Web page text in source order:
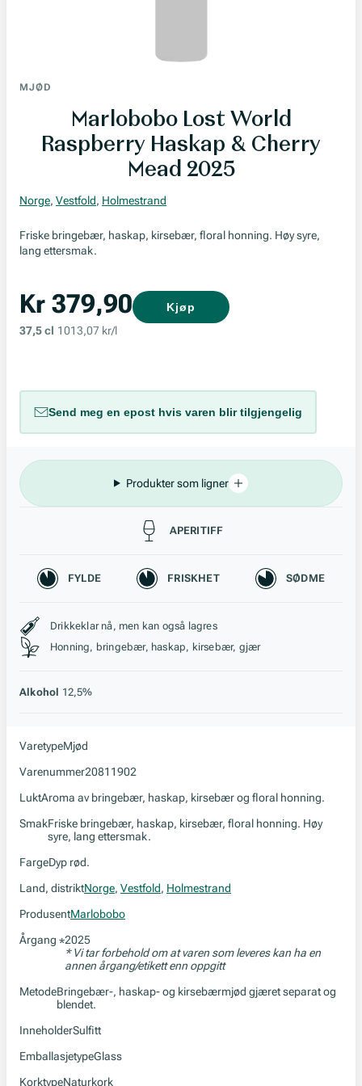
MJØD
Marlobobo Lost World
Raspberry Haskap & Cherry
Mead 2025
Norge, Vestfold, Holmestrand
Friske bringebær, haskap, kirsebær, floral honning. Høy syre,
lang ettersmak.
Kr 379,90
37,5 cl 1013,07 kr/l
Kjøp
Send meg en epost hvis varen blir tilgjengelig
Produkter som ligner
APERITIFF
Karakteristikk
FYLDE FRISKHET SØDME
Stil, lagring og råstoff
Drikkeklar nå, men kan også lagres
Honning, bringebær, haskap, kirsebær, gjær
Alkohol 12,5%
VaretypeMjød
Varenummer20811902
LuktAroma av bringebær, haskap, kirsebær og floral honning.
SmakFriske bringebær, haskap, kirsebær, floral honning. Høy
syre, lang ettersmak.
FargeDyp rød.
Land, distriktNorge, Vestfold, Holmestrand
ProdusentMarlobobo
Årgang *2025
* Vi tar forbehold om at varen som leveres kan ha en
annen årgang/etikett enn oppgitt
MetodeBringebær-, haskap- og kirsebærmjød gjæret separat og
blendet.
InneholderSulfitt
EmballasjetypeGlass
KorktypeNaturkork